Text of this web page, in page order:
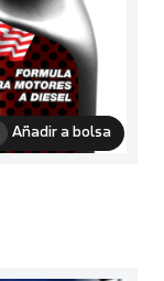
Añadir a bolsa